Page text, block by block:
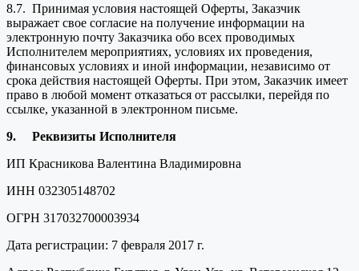
8.7. Принимая условия настоящей Оферты, Заказчик
выражает свое согласие на получение информации на
электронную почту Заказчика обо всех проводимых
Исполнителем мероприятиях, условиях их проведения,
финансовых условиях и иной информации, независимо от
срока действия настоящей Оферты. При этом, Заказчик имеет
право в любой момент отказаться от рассылки, перейдя по
ссылке, указанной в электронном письме.
9. Реквизиты Исполнителя
ИП Красникова Валентина Владимировна
ИНН 032305148702
ОГРН 317032700003934
Дата регистрации: 7 февраля 2017 г.